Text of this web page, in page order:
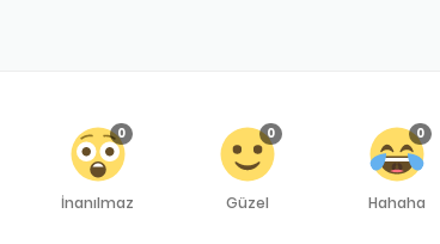
0
İnanılmaz
0
Güzel
0
Hahaha